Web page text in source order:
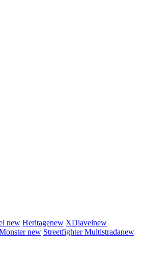
new Heritagenew XDiavelnew
new StreetfighterMultistradanew